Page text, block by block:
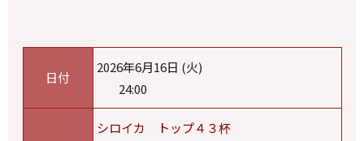
日付
2026年6月16日 (火)
24:00
シロイカ トップ４３杯